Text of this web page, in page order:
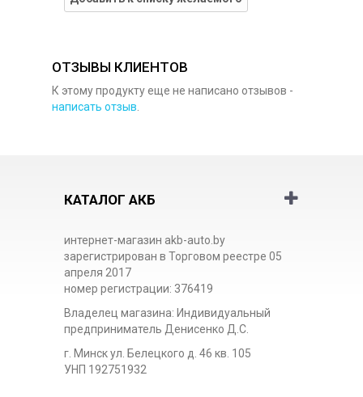
ОТЗЫВЫ КЛИЕНТОВ
К этому продукту еще не написано отзывов -
написать отзыв
КАТАЛОГ АКБ
интернет-магазин akb-auto.by
зарегистрирован в Торговом реестре 05
апреля 2017
номер регистрации: 376419
Владелец магазина: Индивидуальный
предприниматель Денисенко Д.С.
г. Минск ул. Белецкого д. 46 кв. 105
УНП 192751932